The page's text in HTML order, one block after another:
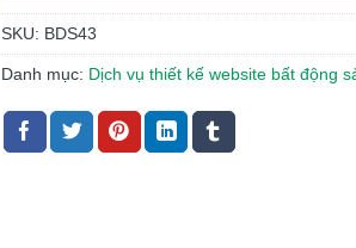
SKU: BDS43
Danh mục: Dịch vụ thiết kế website bất động